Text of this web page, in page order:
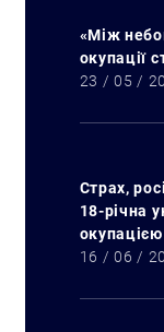
«Між
окупації
23 / 05 /
Страх,
18-річна
окупацією
16 / 06 /